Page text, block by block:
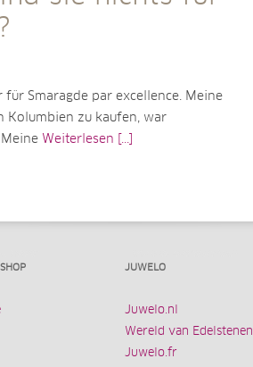
Smaragde par excellence. Meine
Kolumbien zu kaufen, war
Weiterlesen [...]
JUWELO
Juwelo.nl
Wereld van Edelstenen
Juwelo.fr